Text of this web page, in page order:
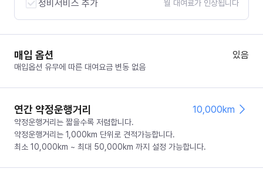
정비서비스 추가 월 대여료가 인상됩니다
매입 옵션 있음
매입옵션 유무에 따른 대여요금 변동 없음
연간 약정운행거리 10,000km
약정운행거리는 짧을수록 저렴합니다.
약정운행거리는 1,000km 단위로 견적가능합니다.
최소 10,000km ~ 최대 50,000km 까지 설정 가능합니다.